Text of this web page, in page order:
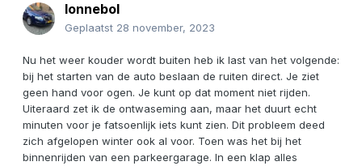
lonnebol
Geplaatst 28 november, 2023
Nu het weer kouder wordt buiten heb ik last van het volgende:
bij het starten van de auto beslaan de ruiten direct. Je ziet
geen hand voor ogen. Je kunt op dat moment niet rijden.
Uiteraard zet ik de ontwaseming aan, maar het duurt echt
minuten voor je fatsoenlijk iets kunt zien. Dit probleem deed
zich afgelopen winter ook al voor. Toen was het bij het
binnenrijden van een parkeergarage. In een klap alles